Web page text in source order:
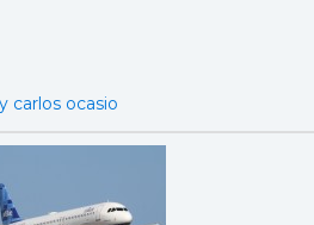
carlos ocasio